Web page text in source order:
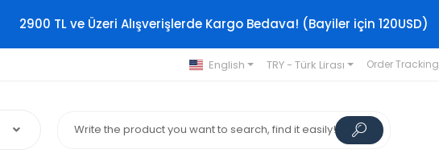
2900 TL ve Üzeri Alışverişlerde Kargo Bedava! (Bayiler için 120USD)
English TRY - Türk Lirası Order Tracking